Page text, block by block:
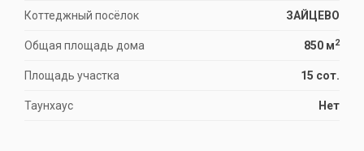
Коттеджный посёлок ЗАЙЦЕВО
Общая площадь дома 850 м2
Площадь участка 15 сот.
Таунхаус Нет